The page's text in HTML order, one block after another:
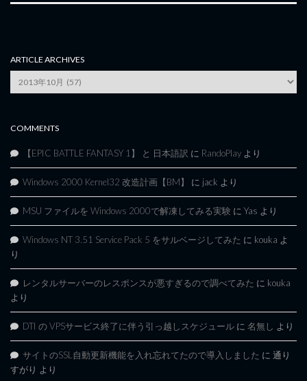
ARTICLE ARCHIVES
Article
Archives
COMMENTS
【EPIC BATTLE FANTASY 1】 と 日本語訳 に RandoPlay より
Windows 2000 Kernel32 改造計画【BM】 に jack より
MSU ファイルを Windows 2000で解凍してみる実験 に Yas より
Windows NT 3.51 Service Pack 5 をサルベージしてみた に kouka よ
り
レンタルサーバーのレスポンスが悪すぎるので調べてみた に kouka
より
DTI の VPSサービス終了に伴う引っ越しスケジュール に 名無し より
サイトのSSL自動更新機能を入れ忘れてたので導入しました に 通り
すがり より